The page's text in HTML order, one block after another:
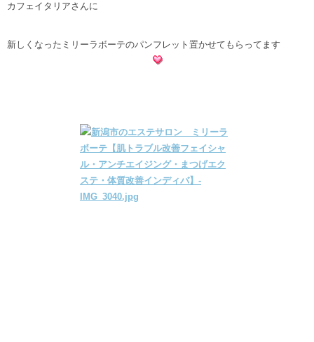
カフェイタリアさんに
新しくなったミリーラボーテのパンフレット置かせてもらってます